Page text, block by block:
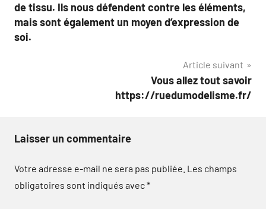
l’article
de tissu. Ils nous défendent contre les éléments,
mais sont également un moyen d’expression de
soi.
Article suivant
Vous allez tout savoir
https://ruedumodelisme.fr/
Laisser un commentaire
Votre adresse e-mail ne sera pas publiée. Les champs
obligatoires sont indiqués avec*